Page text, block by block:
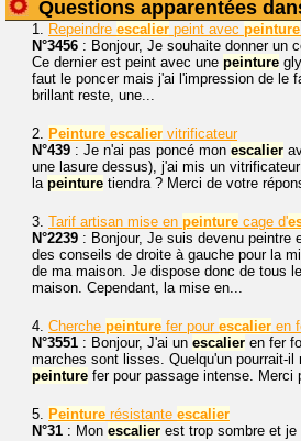
Questions apparentées
1. Repeindre escalier peint avec peinture
N°3456 : Bonjour, Je souhaite donner un
Ce dernier est peint avec une peinture
faut le poncer mais j'ai l'impression de le
brillant reste, une...
2. Peinture escalier vitrificateur
N°439 : Je n'ai pas poncé mon escalier
une lasure dessus), j'ai mis un vitrificateur
la peinture tiendra ? Merci de votre
3. Tarif artisan mise en peinture cage d'
N°2239 : Bonjour, Je suis devenu peintre
des conseils de droite à gauche pour la
de ma maison. Je dispose donc de tous
maison. Cependant, la mise en...
4. Cherche peinture fer pour escalier en
N°3551 : Bonjour, J'ai un escalier en fer
marches sont lisses. Quelqu'un pourrait-il
peinture fer pour passage intense. Merci
5. Peinture résistante escalier
N°31 : Mon escalier est trop sombre et